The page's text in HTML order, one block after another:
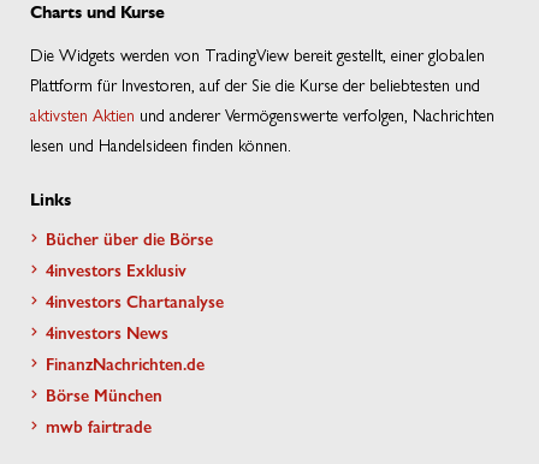
Charts und Kurse
Die Widgets werden von TradingView bereit gestellt, einer globalen
Plattform für Investoren, auf der Sie die Kurse der beliebtesten und
aktivsten Aktien und anderer Vermögenswerte verfolgen, Nachrichten
lesen und Handelsideen finden können.
Links
Bücher über die Börse
4investors Exklusiv
4investors Chartanalyse
4investors News
FinanzNachrichten.de
Börse München
mwb fairtrade